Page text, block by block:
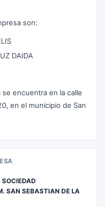
son:
DAIDA
encuentra en la calle
en el municipio de San
SAN SEBASTIAN DE LA